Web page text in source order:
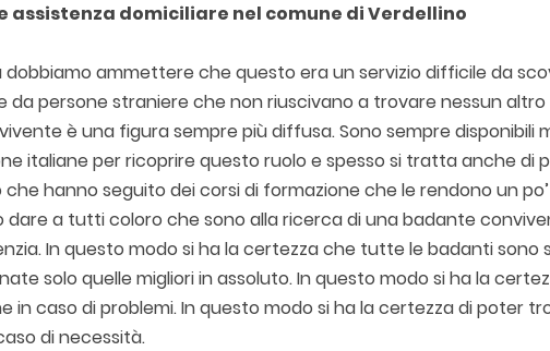
assistenza domiciliare nel comune di Verdellino
dobbiamo ammettere che questo era un servizio difficile da
da persone straniere che non riuscivano a trovare nessun altro
è una figura sempre più diffusa. Sono sempre disponibili
italiane per ricoprire questo ruolo e spesso si tratta anche di
che hanno seguito dei corsi di formazione che le rendono un
dare a tutti coloro che sono alla ricerca di una badante
In questo modo si ha la certezza che tutte le badanti sono
solo quelle migliori in assoluto. In questo modo si ha la
in caso di problemi. In questo modo si ha la certezza di poter
di necessità.